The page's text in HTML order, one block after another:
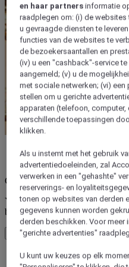
fout(en)
Core booking engine
You’ll be redirected to Accor
book your stay
Venster sluiten
fout(en)
en haar partners informatie
raadplegen om: (i) de
u gevraagde diensten te
functies van de websites te
de bezoekersaantallen en
(iv) u een "cashback"-service
aangemeld; (v) u de
met sociale netwerken; (vi)
stellen om u gerichte
apparaten (telefoon,
verschillende toepassingen
klikken.
Als u instemt met het gebruik
advertentiedoeleinden, zal
verwerken in een "gehashte"
reserverings- en
tonen op websites van derden
gegevens kunnen worden
derden beschikken. Voor meer
"gerichte advertenties"
U kunt uw keuzes op elk